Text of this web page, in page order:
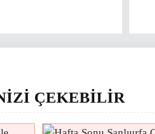
ÇEKEBİLİR